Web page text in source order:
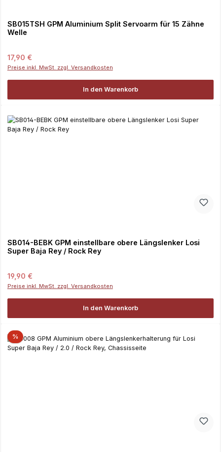
SB015TSH GPM Aluminium Split Servoarm für 15 Zähne
Welle
Regulärer Preis:
17,90 €
Preise inkl. MwSt. zzgl. Versandkosten
In den Warenkorb
SB014-BEBK GPM einstellbare obere Längslenker Losi
Super Baja Rey / Rock Rey
Regulärer Preis:
19,90 €
Preise inkl. MwSt. zzgl. Versandkosten
In den Warenkorb
%